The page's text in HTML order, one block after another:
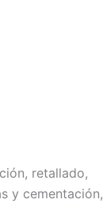
retallado,
y cementación,